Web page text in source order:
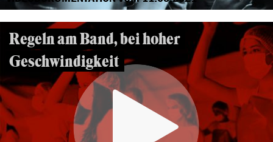
Regeln am Band, bei hoher
Geschwindigkeit